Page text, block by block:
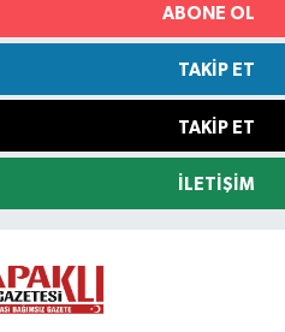
ABONE OL
TAKIP ET
TAKIP ET
İLETIŞIM